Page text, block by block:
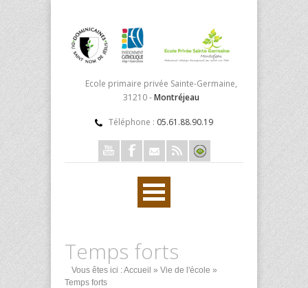
Ecole primaire privée Sainte-Germaine,
31210 -Montréjeau
Téléphone : 05.61.88.90.19
Temps forts
Vous êtes ici :Accueil » Vie de l'école »
Temps forts